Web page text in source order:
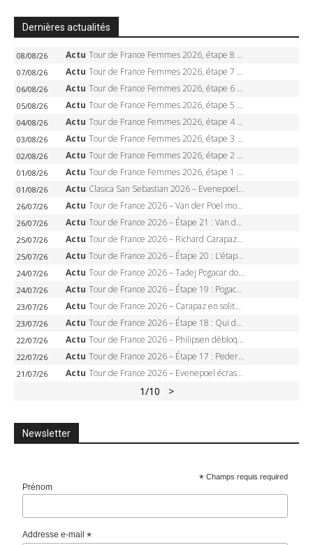
Dernières actualités
08/08/26 Actu Tour de France Femmes 2026, étape 8 – Demi Vollering gagne à Nice, reprend le jaune, Niewiadoma à 8 secondes
07/08/26 Actu Tour de France Femmes 2026, étape 7 – Kasia Niewiadoma gagne le Ventoux, maillot jaune, Reusser et Vollering piégées
06/08/26 Actu Tour de France Femmes 2026, étape 6 – Kim Le Court-Pienaar gagne à Tournon, Reusser en jaune
05/08/26 Actu Tour de France Femmes 2026, étape 5 – Demi Vollering gagne à Belleville, Reusser en jaune, Ferrand-Prévot coule
04/08/26 Actu Tour de France Femmes 2026, étape 4 – Marlen Reusser écrase le chrono, Ferrand-Prévot en crise
03/08/26 Actu Tour de France Femmes 2026, étape 3 – Sigrid Haugset en solitaire, 88 km d’échappée, maillot jaune
02/08/26 Actu Tour de France Femmes 2026, étape 2 – Lorena Wiebes doublé à Genève, Markus héroïque, 7e record
01/08/26 Actu Tour de France Femmes 2026, étape 1 – Lorena Wiebes intouchable à Lausanne, premier maillot jaune
01/08/26 Actu Clasica San Sebastian 2026 – Evenepoel recordman, 4e victoire, Carapaz battu au sprint
26/07/26 Actu Tour de France 2026 – Van der Poel monumental à Paris, Pogacar égale le record des cinq sacres
26/07/26 Actu Tour de France 2026 – Étape 21 : Van der Poel, Pogacar, qui succédera à Wout van Aert sur les Champs-Elysées ?
25/07/26 Actu Tour de France 2026 – Richard Carapaz roi des Alpes, doublé et maillot à pois, Seixas perd le podium
25/07/26 Actu Tour de France 2026 – Étape 20 : L’étape reine, Galibier, Sarenne, Alpe d’Huez, qui succédera à Pogacar ?
24/07/26 Actu Tour de France 2026 – Tadej Pogacar dompte l’Alpe d’Huez, 5e victoire, record de Pantani pulvérisé
24/07/26 Actu Tour de France 2026 – Étape 19 : Pogacar peut-il enfin dompter l’Alpe d’Huez ?
23/07/26 Actu Tour de France 2026 – Carapaz en solitaire à Orcières-Merlette, Paret-Peintre à un point du maillot à pois
23/07/26 Actu Tour de France 2026 – Étape 18 : Qui domptera Orcières-Merlette, première marche vers l’Alpe d’Huez ?
22/07/26 Actu Tour de France 2026 – Philipsen débloque son compteur à Voiron, Pedersen en danger pour le maillot vert
22/07/26 Actu Tour de France 2026 – Étape 17 : Pedersen peut-il verrouiller le maillot vert à Voiron ?
21/07/26 Actu Tour de France 2026 – Evenepoel écrase le chrono d’Évian, Seixas 4e, Lipowitz abandonne
1/10 >
Newsletter
* Champs requis required
Prénom
Addresse e-mail*